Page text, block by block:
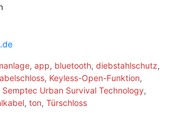
, app, bluetooth, diebstahlschutz,
, Keyless-Open-Funktion,
Semptec Urban Survival Technology,
, ton, Türschloss